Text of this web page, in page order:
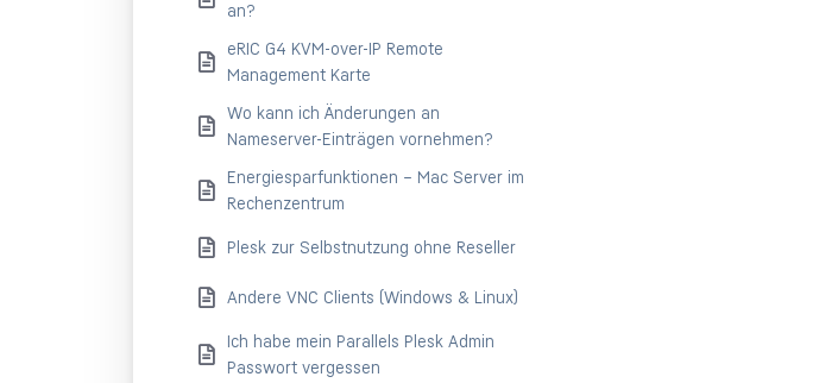
an?
eRIC G4 KVM-over-IP Remote
Management Karte
Wo kann ich Änderungen an
Nameserver-Einträgen vornehmen?
Energiesparfunktionen – Mac Server im
Rechenzentrum
Plesk zur Selbstnutzung ohne Reseller
Andere VNC Clients (Windows & Linux)
Ich habe mein Parallels Plesk Admin
Passwort vergessen